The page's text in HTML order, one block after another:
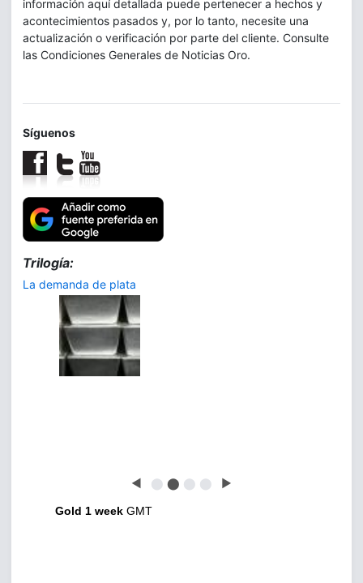
información aquí detallada puede pertenecer a hechos y
acontecimientos pasados y, por lo tanto, necesite una
actualización o verificación por parte del cliente. Consulte
las Condiciones Generales de Noticias Oro.
Síguenos
Trilogía:
La demanda de plata
◀ ⬤ ⬤ ⬤ ⬤ ▶
Gold 1 week GMT